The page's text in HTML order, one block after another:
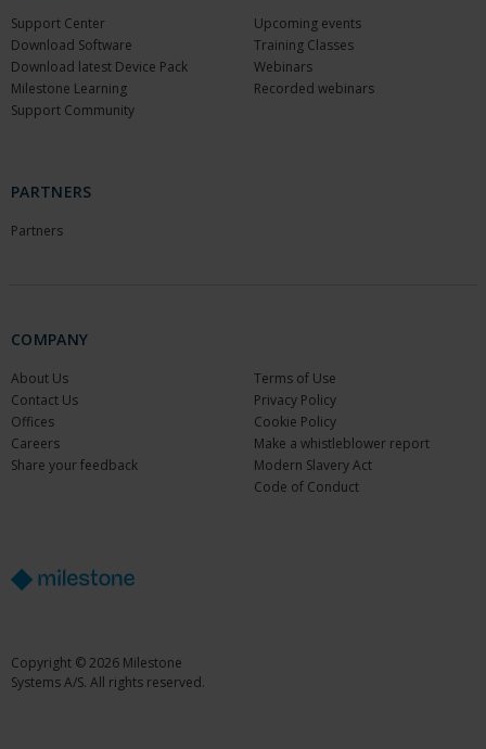
Support Center
Download Software
Download latest Device Pack
Milestone Learning
Support Community
Upcoming events
Training Classes
Webinars
Recorded webinars
PARTNERS
Partners
COMPANY
About Us
Contact Us
Offices
Careers
Share your feedback
Terms of Use
Privacy Policy
Cookie Policy
Make a whistleblower report
Modern Slavery Act
Code of Conduct
Copyright © 2026 Milestone
Systems A/S. All rights reserved.